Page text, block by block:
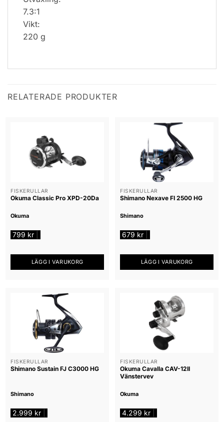
7.3:1
Vikt:
220 g
RELATERADE PRODUKTER
FISKERULLAR
Okuma Classic Pro XPD-20Da
Okuma
799 kr
LÄGG I VARUKORG
FISKERULLAR
Shimano Nexave FI 2500 HG
Shimano
679 kr
LÄGG I VARUKORG
FISKERULLAR
Shimano Sustain FJ C3000 HG
Shimano
2.999 kr
FISKERULLAR
Okuma Cavalla CAV-12II
Vänstervev
Okuma
4.299 kr